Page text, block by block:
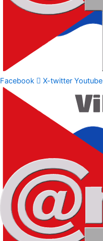
Facebook X-twitter Youtube